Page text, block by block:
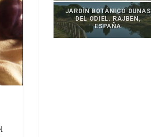
JARDÍN BOTÁNICO DUNAS
DEL ODIEL. RAJBEN,
ESPAÑA